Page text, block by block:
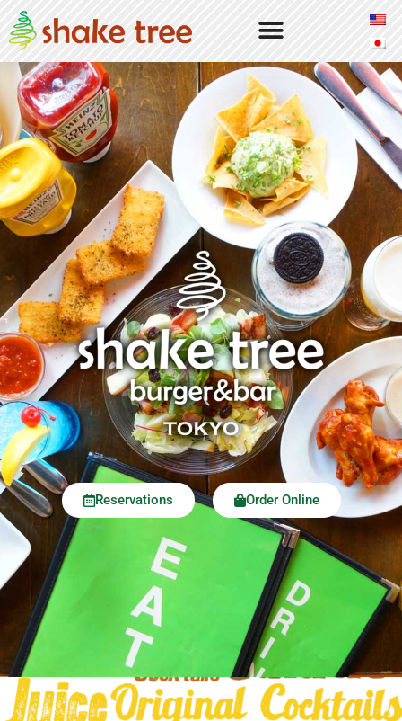
Our Burgers
Our Story
Locations
Shake Tree Burger & Bar
Access & Info
Atmosphere
Menu
Dinner
Drinks
Lunch
To Go
Party Courses
Shake Tree Diner
Access & Info
Atmosphere
Menu
Food
Lunch
News
Careers
Contact
Goods
Reservations Order Online